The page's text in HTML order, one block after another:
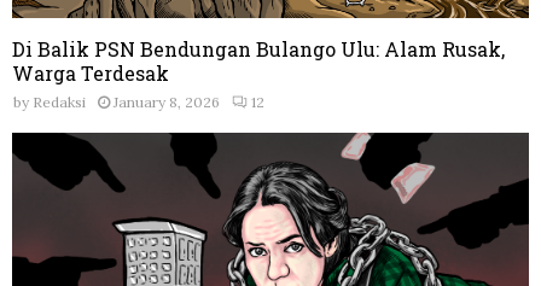
Di Balik PSN Bendungan Bulango Ulu: Alam Rusak,
Warga Terdesak
by Redaksi January 8, 2026 12